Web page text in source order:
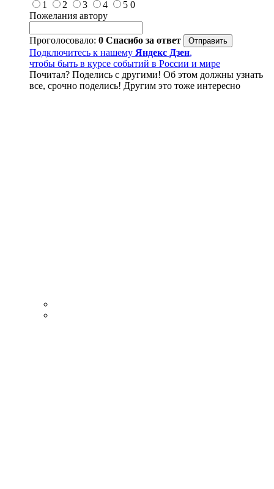
1
2 3 4 5 0
Пожелания автору
Проголосовало: 0 Спасибо за ответ
Подключитесь к нашему Яндекс Дзен,
чтобы быть в курсе событий в России и мире
Почитал? Поделись с другими! Об этом должны узнать
все, срочно поделись! Другим это тоже интересно